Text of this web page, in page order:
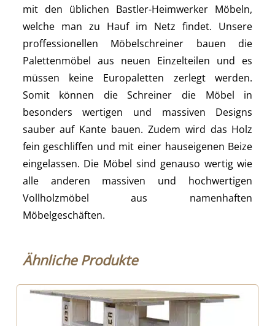
mit den üblichen Bastler-Heimwerker Möbeln,
welche man zu Hauf im Netz findet. Unsere
proffessionellen Möbelschreiner bauen die
Palettenmöbel aus neuen Einzelteilen und es
müssen keine Europaletten zerlegt werden.
Somit können die Schreiner die Möbel in
besonders wertigen und massiven Designs
sauber auf Kante bauen. Zudem wird das Holz
fein geschliffen und mit einer hauseigenen Beize
eingelassen. Die Möbel sind genauso wertig wie
alle anderen massiven und hochwertigen
Vollholzmöbel aus namenhaften
Möbelgeschäften.
Ähnliche Produkte